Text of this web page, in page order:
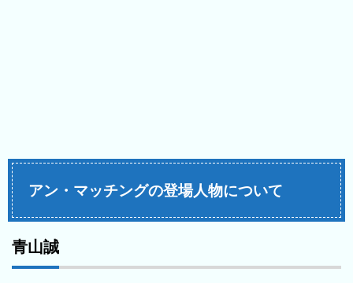
アン・マッチングの登場人物について
青山誠